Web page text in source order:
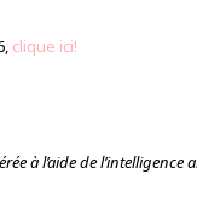
clique ici!
à l’aide de